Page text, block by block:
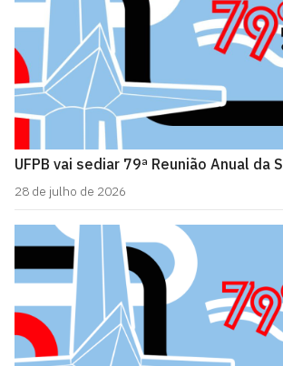
UFPB vai sediar 79ª Reunião Anual da
28 de julho de 2026